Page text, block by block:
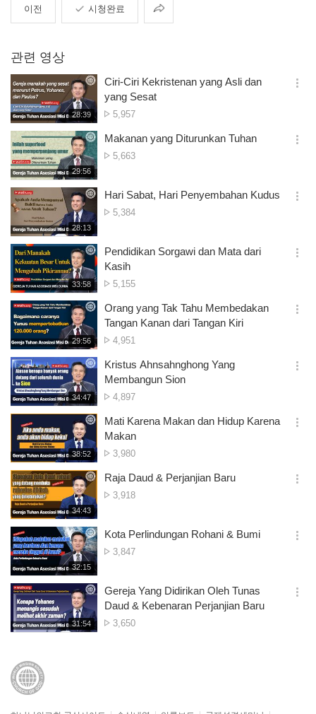
이전 시청완료
공
유
관련 영상
재
생
시
간
28:39
Ciri-Ciri Kekristenan yang Asli dan
yang Sesat
조
수
5,957
옵
기
재
생
시
간
29:56
Makanan yang Diturunkan Tuhan
조
5,663
옵
기
재
생
시
간
28:13
Hari Sabat, Hari Penyembahan Kudus
조
5,384
옵
기
재
생
시
간
33:58
Pendidikan Sorgawi dan Mata dari
Kasih
조
수
5,155
옵
기
재
생
시
간
29:56
Orang yang Tak Tahu Membedakan
Tangan Kanan dari Tangan Kiri
조
수
4,951
옵
기
재
생
시
간
34:47
Kristus Ahnsahnghong Yang
Membangun Sion
조
수
4,897
옵
기
재
생
시
간
38:52
Mati Karena Makan dan Hidup Karena
Makan
조
수
3,980
옵
기
재
생
시
간
34:43
Raja Daud & Perjanjian Baru
조
3,918
옵
기
재
생
시
간
32:15
Kota Perlindungan Rohani & Bumi
조
3,847
옵
기
재
생
31:54
Gereja Yang Didirikan Oleh Tunas
Daud & Kebenaran Perjanjian Baru
조
3,650
옵